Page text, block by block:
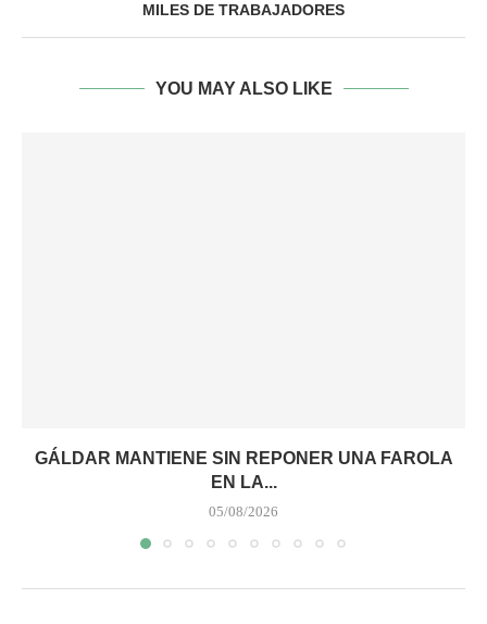
MILES DE TRABAJADORES
YOU MAY ALSO LIKE
GÁLDAR MANTIENE SIN REPONER UNA FAROLA
EN LA...
05/08/2026